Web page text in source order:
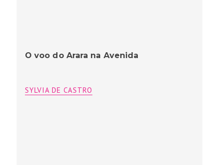
O voo do Arara na Avenida
SYLVIA DE CASTRO